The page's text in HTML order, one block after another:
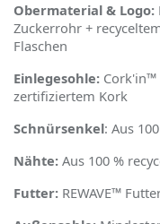
Obermaterial & Logo:
Zuckerrohr +
Flaschen
Einlegesohle: Cork'in™
zertifiziertem Kork
Schnürsenkel: Aus
Nähte: Aus 100 %
Futter: REWAVE™